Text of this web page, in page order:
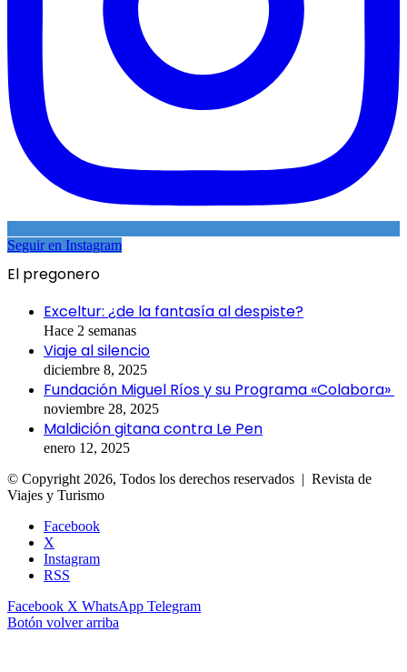
Seguir en Instagram
El pregonero
Exceltur: ¿de la fantasía al despiste?
Hace 2 semanas
Viaje al silencio
diciembre 8, 2025
Fundación Miguel Ríos y su Programa «Colabora»
noviembre 28, 2025
Maldición gitana contra Le Pen
enero 12, 2025
© Copyright 2026, Todos los derechos reservados | Revista de
Viajes y Turismo
Facebook
X
Instagram
RSS
Facebook X WhatsApp Telegram
Botón volver arriba